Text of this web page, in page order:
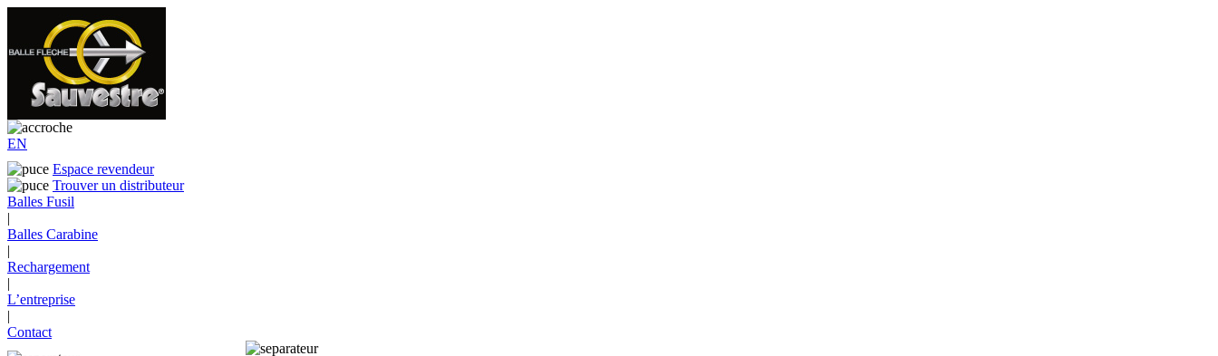
EN
Espace revendeur
Trouver un distributeur
Balles Fusil
|
Balles Carabine
|
Rechargement
|
L’entreprise
|
Contact